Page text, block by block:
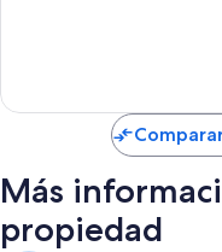
Más
propiedad